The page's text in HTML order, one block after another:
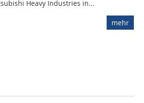
Heavy Industries in...
mehr